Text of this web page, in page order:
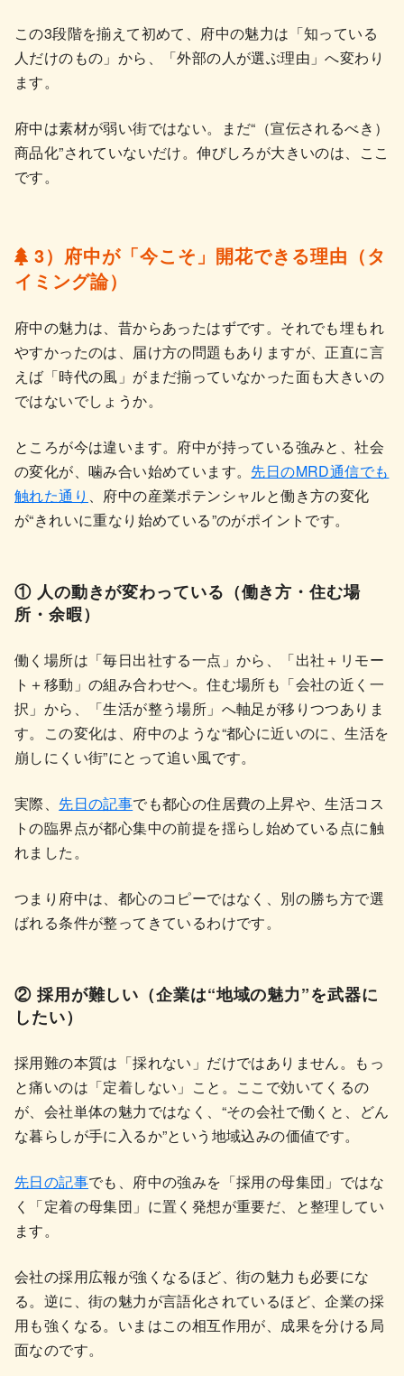
この3段階を揃えて初めて、府中の魅力は「知っている
人だけのもの」から、「外部の人が選ぶ理由」へ変わり
ます。
府中は素材が弱い街ではない。まだ“（宣伝されるべき）
商品化”されていないだけ。伸びしろが大きいのは、ここ
です。
3）府中が「今こそ」開花できる理由（タ
イミング論）
府中の魅力は、昔からあったはずです。それでも埋もれ
やすかったのは、届け方の問題もありますが、正直に言
えば「時代の風」がまだ揃っていなかった面も大きいの
ではないでしょうか。
ところが今は違います。府中が持っている強みと、社会
の変化が、噛み合い始めています。 先日のMRD通信でも
触れた通り 、府中の産業ポテンシャルと働き方の変化
が“きれいに重なり始めている”のがポイントです。
① 人の動きが変わっている（働き方・住む場
所・余暇）
働く場所は「毎日出社する一点」から、「出社＋リモー
ト＋移動」の組み合わせへ。住む場所も「会社の近く一
択」から、「生活が整う場所」へ軸足が移りつつありま
す。この変化は、府中のような“都心に近いのに、生活を
崩しにくい街”にとって追い風です。
実際、 先日の記事でも都心の住居費の上昇や、生活コス
トの臨界点が都心集中の前提を揺らし始めている点に触
れました。
つまり府中は、都心のコピーではなく、別の勝ち方で選
ばれる条件が整ってきているわけです。
② 採用が難しい（企業は“地域の魅力”を武器に
したい）
採用難の本質は「採れない」だけではありません。もっ
と痛いのは「定着しない」こと。ここで効いてくるの
が、会社単体の魅力ではなく、“その会社で働くと、どん
な暮らしが手に入るか”という地域込みの価値です。
先日の記事でも、府中の強みを「採用の母集団」ではな
く「定着の母集団」に置く発想が重要だ、と整理してい
ます。
会社の採用広報が強くなるほど、街の魅力も必要にな
る。逆に、街の魅力が言語化されているほど、企業の採
用も強くなる。いまはこの相互作用が、成果を分ける局
面なのです。